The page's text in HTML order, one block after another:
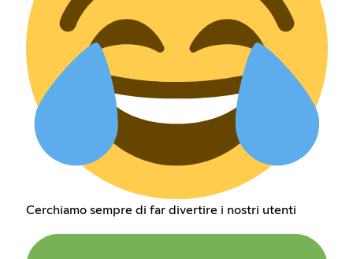
Cerchiamo sempre di far divertire i nostri utenti